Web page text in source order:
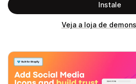
Instale
Veja a loja de